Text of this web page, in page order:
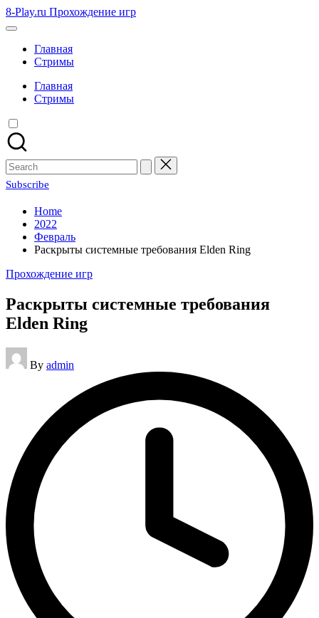
Skip
to
8-Play.ru Прохождение игр
Главная
Стримы
Главная
Стримы
Search
for:
Subscribe
Home
2022
Февраль
Раскрыты системные требования Elden Ring
Posted
Прохождение игр
Раскрыты системные требования
Elden Ring
Posted
by
By admin